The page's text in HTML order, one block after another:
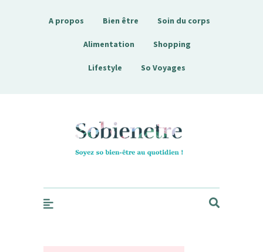
A propos Bien être Soin du corps
Alimentation Shopping
Lifestyle So Voyages
Sobienetre